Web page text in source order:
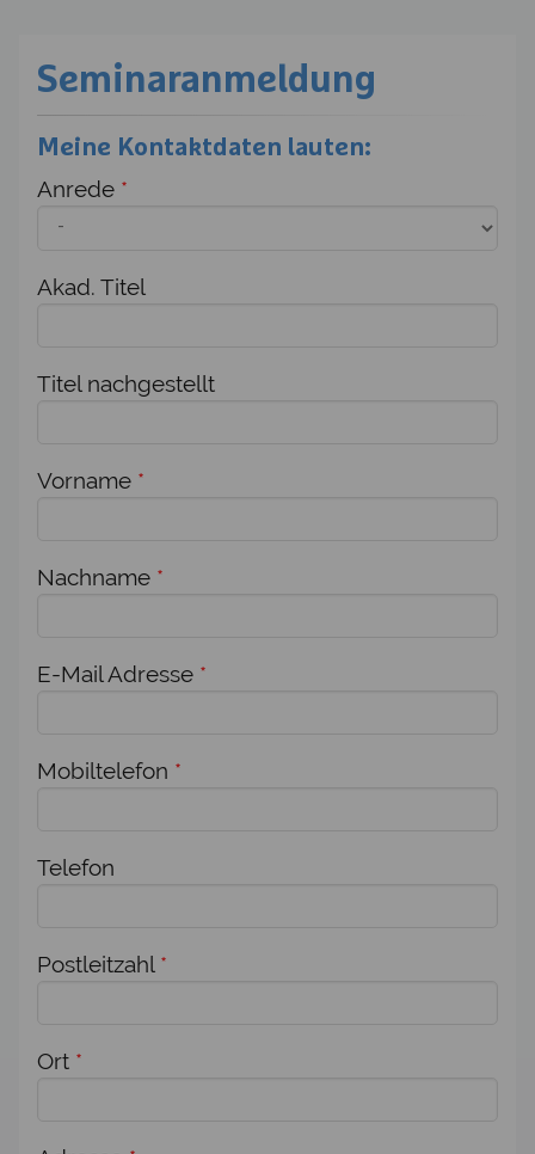
Seminaranmeldung
Meine Kontaktdaten lauten:
Anrede *
Akad. Titel
Titel nachgestellt
Vorname *
Nachname *
E-Mail Adresse *
Mobiltelefon *
Telefon
Postleitzahl *
Ort *